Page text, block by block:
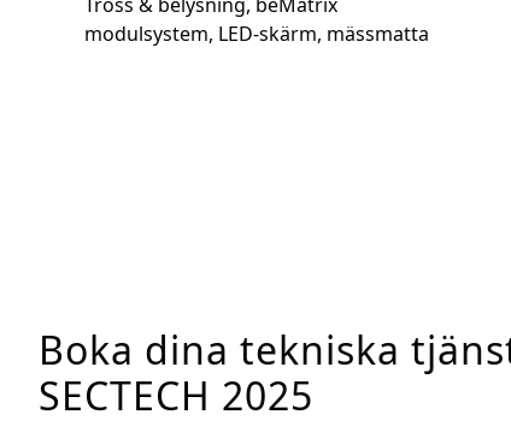
modulsystem, LED-skärm, mässmatta
Boka dina tekniska
SECTECH 2025